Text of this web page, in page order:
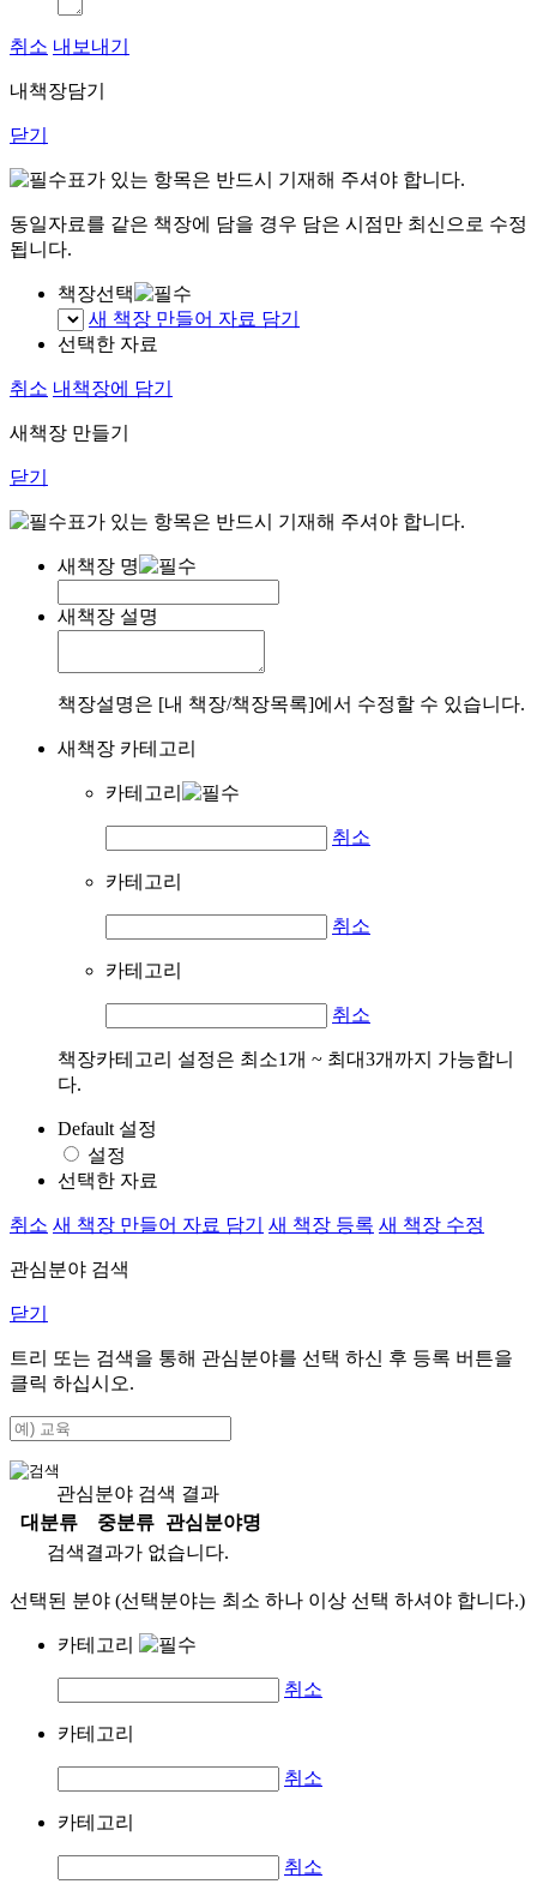
취소 내보내기
내책장담기
닫기
표가 있는 항목은 반드시 기재해 주셔야 합니다.
동일자료를 같은 책장에 담을 경우 담은 시점만 최신으로 수정
됩니다.
책장선택
새 책장 만들어 자료 담기
선택한 자료
취소 내책장에 담기
새책장 만들기
닫기
표가 있는 항목은 반드시 기재해 주셔야 합니다.
새책장 명
새책장 설명
책장설명은 [내 책장/책장목록]에서 수정할 수 있습니다.
새책장 카테고리
카테고리
취소
카테고리
취소
카테고리
취소
책장카테고리 설정은 최소1개 ~ 최대3개까지 가능합니
다.
Default 설정
설정
선택한 자료
취소 새 책장 만들어 자료 담기 새 책장 등록 새 책장 수정
관심분야 검색
닫기
트리 또는 검색을 통해 관심분야를 선택 하신 후 등록 버튼을
클릭 하십시오.
관심분야 검색 결과
대분류
중분류
관심분야명
검색결과가 없습니다.
선택된 분야 (선택분야는 최소 하나 이상 선택 하셔야 합니다.)
카테고리
취소
카테고리
취소
카테고리
취소